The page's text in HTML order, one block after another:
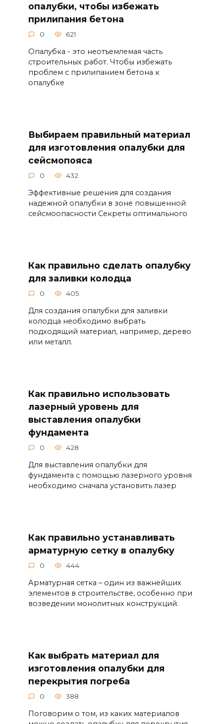
опалубки, чтобы избежать
прилипания бетона
0 621
Опалубка - это неотъемлемая часть
строительных работ. Чтобы избежать
проблем с прилипанием бетона к
опалубке
Выбираем правильный материал
для изготовления опалубки для
сейсмопояса
0 432
Эффективные решения для создания
надежной опалубки в зоне повышенной
сейсмоопасности Секреты оптимального
Как правильно сделать опалубку
для заливки колодца
0 405
Для создания опалубки для заливки
колодца необходимо выбрать
подходящий материал, например, дерево
или металл.
Как правильно использовать
лазерный уровень для
выставления опалубки
фундамента
0 428
Для выставления опалубки для
фундамента с помощью лазерного уровня
необходимо сначала установить лазер
Как правильно устанавливать
арматурную сетку в опалубку
0 444
Арматурная сетка – один из важнейших
элементов в строительстве, особенно при
возведении монолитных конструкций.
Как выбрать материал для
изготовления опалубки для
перекрытия погреба
0 388
Поговорим о том, из каких материалов